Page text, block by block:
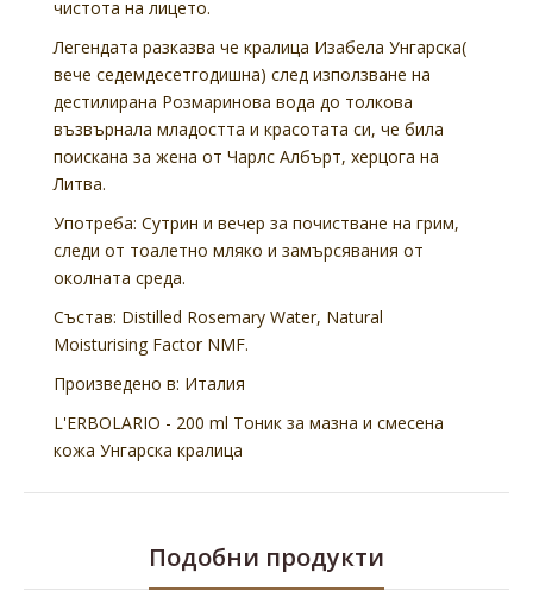
чистота на лицето.
Легендата разказва че кралица Изабела Унгарска(
вече седемдесетгодишна) след използване на
дестилирана Розмаринова вода до толкова
възвърнала младостта и красотата си, че била
поискана за жена от Чарлс Албърт, херцога на
Литва.
Употреба: Сутрин и вечер за почистване на грим,
следи от тоалетно мляко и замърсявания от
околната среда.
Състав: Distilled Rosemary Water, Natural
Moisturising Factor NMF.
Произведено в: Италия
L'ERBOLARIO - 200 ml Тоник за мазна и смесена
кожа Унгарска кралица
Подобни продукти